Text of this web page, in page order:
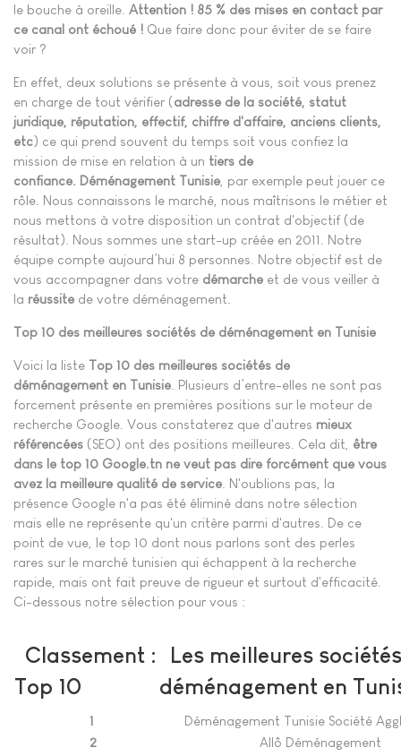
le bouche à oreille. Attention ! 85 % des mises en contact par
ce canal ont échoué ! Que faire donc pour éviter de se faire
voir ?
En effet, deux solutions se présente à vous, soit vous prenez
en charge de tout vérifier (adresse de la société, statut
juridique, réputation, effectif, chiffre d'affaire, anciens clients,
etc) ce qui prend souvent du temps soit vous confiez la
mission de mise en relation à un tiers de
confiance. Déménagement Tunisie , par exemple peut jouer ce
rôle. Nous connaissons le marché, nous maîtrisons le métier et
nous mettons à votre disposition un contrat d'objectif (de
résultat). Nous sommes une start-up créée en 2011. Notre
équipe compte aujourd’hui 8 personnes. Notre objectif est de
vous accompagner dans votre démarche et de vous veiller à
la réussite de votre déménagement.
Top 10 des meilleures sociétés de déménagement en Tunisie
Voici la liste Top 10 des meilleures sociétés de
déménagement en Tunisie . Plusieurs d’entre-elles ne sont pas
forcement présente en premières positions sur le moteur de
recherche Google. Vous constaterez que d'autres mieux
référencées (SEO) ont des positions meilleures. Cela dit, être
dans le top 10 Google.tn ne veut pas dire forcément que vous
avez la meilleure qualité de service . N'oublions pas, la
présence Google n'a pas été éliminé dans notre sélection
mais elle ne représente qu'un critère parmi d'autres. De ce
point de vue, le top 10 dont nous parlons sont des perles
rares sur le marché tunisien qui échappent à la recherche
rapide, mais ont fait preuve de rigueur et surtout d'efficacité.
Ci-dessous notre sélection pour vous :
Classement :
Top 10
Les meilleures
déménagement en
1
Déménagement Tunisie Société
2
Allô Déménagement